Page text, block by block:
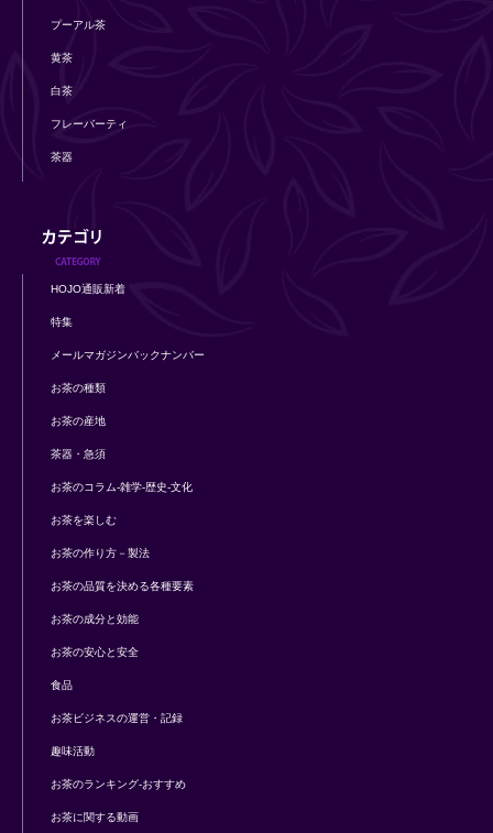
プーアル茶
黄茶
白茶
フレーバーティ
茶器
HOJO通販新着
特集
メールマガジンバックナンバー
お茶の種類
お茶の産地
茶器・急須
お茶のコラム-雑学-歴史-文化
お茶を楽しむ
お茶の作り方－製法
お茶の品質を決める各種要素
お茶の成分と効能
お茶の安心と安全
食品
お茶ビジネスの運営・記録
趣味活動
お茶のランキング-おすすめ
お茶に関する動画